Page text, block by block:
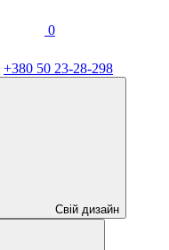
0
+380 50 23-28-298
Свій дизайн